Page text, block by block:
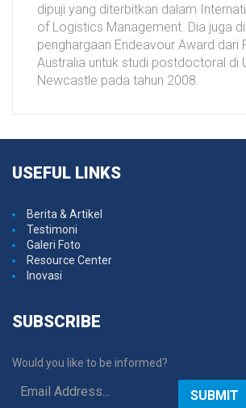
dipuji yang diterbitkan dalam
of Logistics Management. Dia juga
penghargaan Endeavour Award dari
Australia untuk studi postdoctoral di
Newcastle pada tahun 2008.
USEFUL LINKS
Berita & Artikel
Testimoni
Galeri Foto
Resource Center
Inovasi
SUBSCRIBE
Would you like to be informed?
SUBMIT